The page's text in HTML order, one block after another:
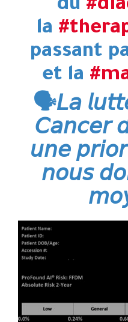
du
la
passant
et la
🗣️𝘓𝘢
𝘊𝘢𝘯𝘤𝘦𝘳
𝘶𝘯𝘦
𝘯𝘰𝘶𝘴